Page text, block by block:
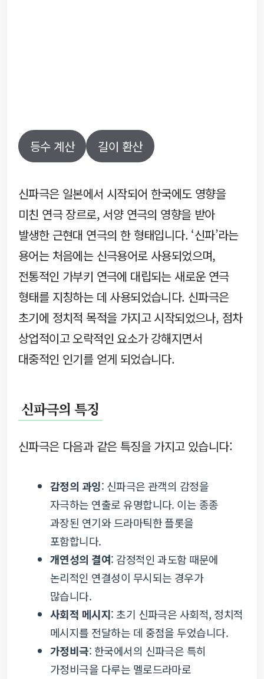
등수 계산 길이 환산
신파극은 일본에서 시작되어 한국에도 영향을
미친 연극 장르로, 서양 연극의 영향을 받아
발생한 근현대 연극의 한 형태입니다. ‘신파’라는
용어는 처음에는 신극용어로 사용되었으며,
전통적인 가부키 연극에 대립되는 새로운 연극
형태를 지칭하는 데 사용되었습니다. 신파극은
초기에 정치적 목적을 가지고 시작되었으나, 점차
상업적이고 오락적인 요소가 강해지면서
대중적인 인기를 얻게 되었습니다.
신파극의 특징
신파극은 다음과 같은 특징을 가지고 있습니다:
감정의 과잉: 신파극은 관객의 감정을
자극하는 연출로 유명합니다. 이는 종종
과장된 연기와 드라마틱한 플롯을
포함합니다.
개연성의 결여: 감정적인 과도함 때문에
논리적인 연결성이 무시되는 경우가
많습니다.
사회적 메시지: 초기 신파극은 사회적, 정치적
메시지를 전달하는 데 중점을 두었습니다.
가정비극: 한국에서의 신파극은 특히
가정비극을 다루는 멜로드라마로